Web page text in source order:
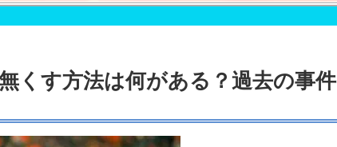
くす方法は何がある？過去の事件